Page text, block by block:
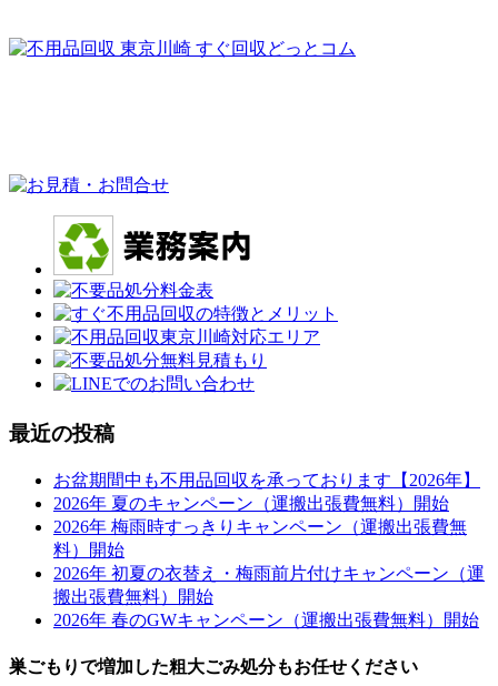
最近の投稿
お盆期間中も不用品回収を承っております【2026年】
2026年 夏のキャンペーン（運搬出張費無料）開始
2026年 梅雨時すっきりキャンペーン（運搬出張費無
料）開始
2026年 初夏の衣替え・梅雨前片付けキャンペーン（運
搬出張費無料）開始
2026年 春のGWキャンペーン（運搬出張費無料）開始
巣ごもりで増加した粗大ごみ処分もお任せください